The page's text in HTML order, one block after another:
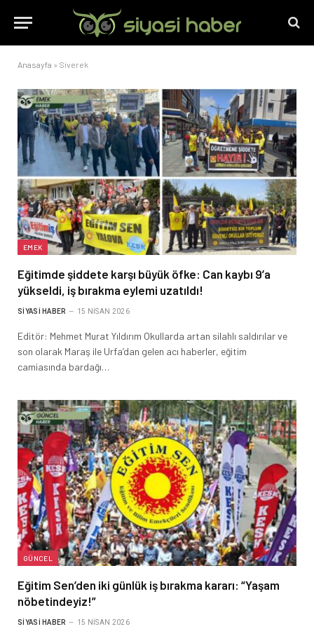
Anasayfa » Siverek
EMEK
Eğitimde şiddete karşı büyük öfke: Can kaybı 9’a
yükseldi, iş bırakma eylemi uzatıldı!
SIYASI HABER 15 NISAN 2026
Editör: Mehmet Murat Yıldırım Okullarda artan silahlı saldırılar ve
son olarak Maraş ile Urfa’dan gelen acı haberler, eğitim
camiasında bardağı…
GÜNCEL
Eğitim Sen’den iki günlük iş bırakma kararı: “Yaşam
nöbetindeyiz!”
SIYASI HABER 15 NISAN 2026